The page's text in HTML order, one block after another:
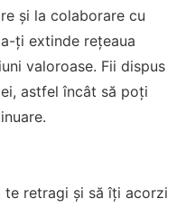
și la colaborare cu
ți extinde rețeaua
valoroase. Fii dispus
astfel încât să poți
te retragi și să îți acorzi